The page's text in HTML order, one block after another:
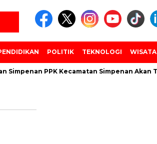
POLITIK TEKNOLOGI WISATA
PPK Kecamatan Simpenan Akan